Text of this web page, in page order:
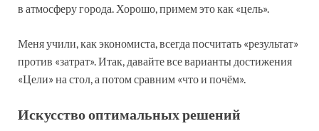
в атмосферу города. Хорошо, примем это как «цель».
Меня учили, как экономиста, всегда посчитать «результат»
против «затрат». Итак, давайте все варианты достижения
«Цели» на стол, а потом сравним «что и почём».
Искусство оптимальных решений